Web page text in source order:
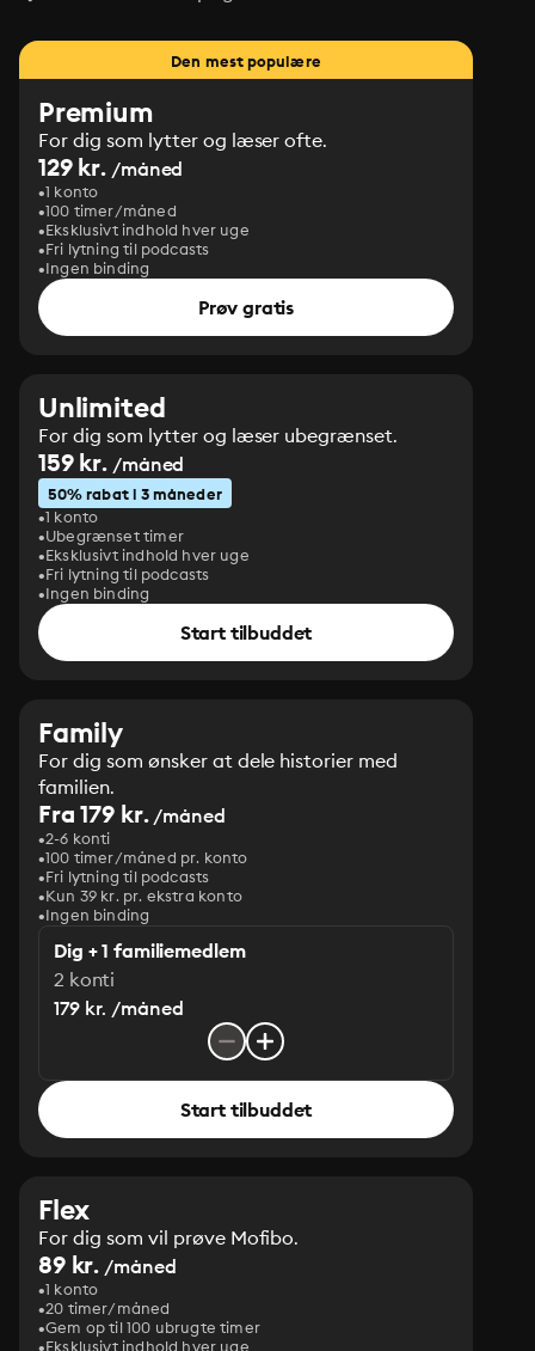
Den mest populære
Premium
For dig som lytter og læser ofte.
129 kr. /måned
1 konto
100 timer/måned
Eksklusivt indhold hver uge
Fri lytning til podcasts
Ingen binding
Prøv gratis
Unlimited
For dig som lytter og læser ubegrænset.
159 kr. /måned
50% rabat i 3 måneder
1 konto
Ubegrænset timer
Eksklusivt indhold hver uge
Fri lytning til podcasts
Ingen binding
Start tilbuddet
Family
For dig som ønsker at dele historier med
familien.
Fra 179 kr./måned
2-6 konti
100 timer/måned pr. konto
Fri lytning til podcasts
Kun 39 kr. pr. ekstra konto
Ingen binding
Dig + 1 familiemedlem
2 konti
179 kr. /måned
Start tilbuddet
Flex
For dig som vil prøve Mofibo.
89 kr. /måned
1 konto
20 timer/måned
Gem op til 100 ubrugte timer
Eksklusivt indhold hver uge